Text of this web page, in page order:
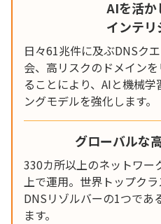
AIを活か
インテリ
日々61兆件に及ぶDNSク
会、高リスクのドメイン
ることにより、AIと機械
ングモデルを強化します。
グローバルな
330カ所以上のネットワー
上で運用。世界トップク
DNSリゾルバーの1つであ
ます。